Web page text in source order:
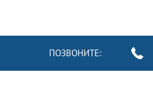
ПОЗВОНИТЕ: